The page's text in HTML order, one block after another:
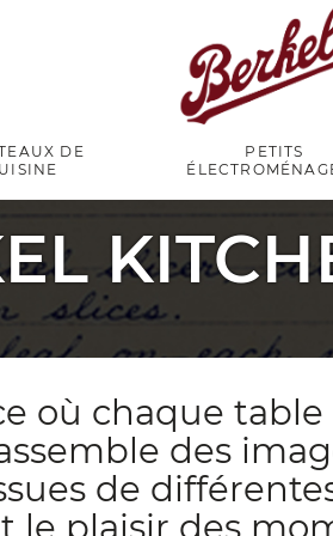
DE
PETITS
où chaque
des
de
le plaisir des